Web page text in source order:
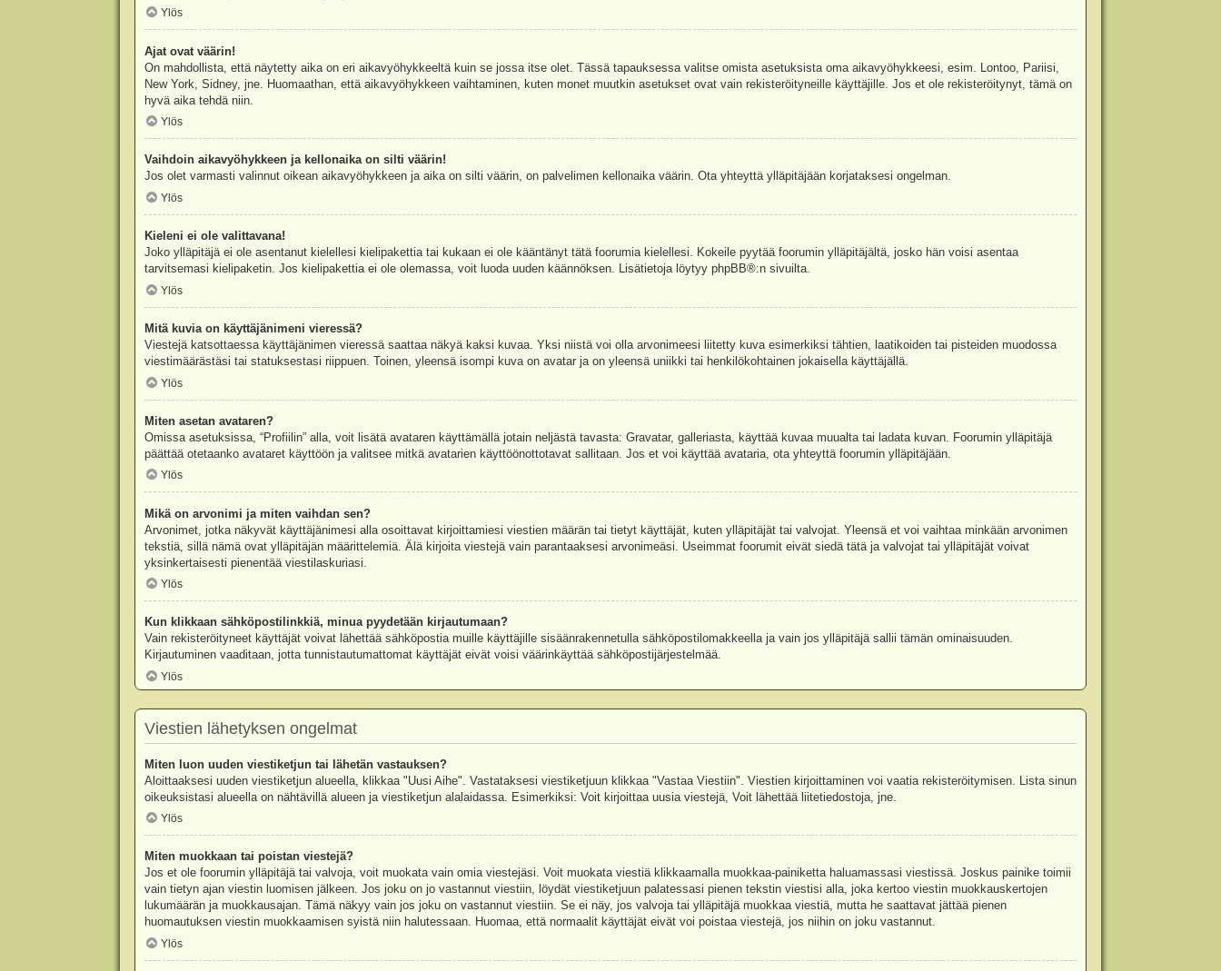
Ylös
Ajat ovat väärin!
On mahdollista, että näytetty aika on eri aikavyöhykkeeltä kuin se jossa itse olet. Tässä tapauksessa valitse omista asetuksista oma aikavyöhykkeesi, esim. Lontoo, Pariisi,
New York, Sidney, jne. Huomaathan, että aikavyöhykkeen vaihtaminen, kuten monet muutkin asetukset ovat vain rekisteröityneille käyttäjille. Jos et ole rekisteröitynyt, tämä on
hyvä aika tehdä niin.
Ylös
Vaihdoin aikavyöhykkeen ja kellonaika on silti väärin!
Jos olet varmasti valinnut oikean aikavyöhykkeen ja aika on silti väärin, on palvelimen kellonaika väärin. Ota yhteyttä ylläpitäjään korjataksesi ongelman.
Ylös
Kieleni ei ole valittavana!
Joko ylläpitäjä ei ole asentanut kielellesi kielipakettia tai kukaan ei ole kääntänyt tätä foorumia kielellesi. Kokeile pyytää foorumin ylläpitäjältä, josko hän voisi asentaa
tarvitsemasi kielipaketin. Jos kielipakettia ei ole olemassa, voit luoda uuden käännöksen. Lisätietoja löytyy phpBB®:n sivuilta.
Ylös
Mitä kuvia on käyttäjänimeni vieressä?
Viestejä katsottaessa käyttäjänimen vieressä saattaa näkyä kaksi kuvaa. Yksi niistä voi olla arvonimeesi liitetty kuva esimerkiksi tähtien, laatikoiden tai pisteiden muodossa
viestimäärästäsi tai statuksestasi riippuen. Toinen, yleensä isompi kuva on avatar ja on yleensä uniikki tai henkilökohtainen jokaisella käyttäjällä.
Ylös
Miten asetan avataren?
Omissa asetuksissa, “Profiilin” alla, voit lisätä avataren käyttämällä jotain neljästä tavasta: Gravatar, galleriasta, käyttää kuvaa muualta tai ladata kuvan. Foorumin ylläpitäjä
päättää otetaanko avataret käyttöön ja valitsee mitkä avatarien käyttöönottotavat sallitaan. Jos et voi käyttää avataria, ota yhteyttä foorumin ylläpitäjään.
Ylös
Mikä on arvonimi ja miten vaihdan sen?
Arvonimet, jotka näkyvät käyttäjänimesi alla osoittavat kirjoittamiesi viestien määrän tai tietyt käyttäjät, kuten ylläpitäjät tai valvojat. Yleensä et voi vaihtaa minkään arvonimen
tekstiä, sillä nämä ovat ylläpitäjän määrittelemiä. Älä kirjoita viestejä vain parantaaksesi arvonimeäsi. Useimmat foorumit eivät siedä tätä ja valvojat tai ylläpitäjät voivat
yksinkertaisesti pienentää viestilaskuriasi.
Ylös
Kun klikkaan sähköpostilinkkiä, minua pyydetään kirjautumaan?
Vain rekisteröityneet käyttäjät voivat lähettää sähköpostia muille käyttäjille sisäänrakennetulla sähköpostilomakkeella ja vain jos ylläpitäjä sallii tämän ominaisuuden.
Kirjautuminen vaaditaan, jotta tunnistautumattomat käyttäjät eivät voisi väärinkäyttää sähköpostijärjestelmää.
Ylös
Viestien lähetyksen ongelmat
Miten luon uuden viestiketjun tai lähetän vastauksen?
Aloittaaksesi uuden viestiketjun alueella, klikkaa "Uusi Aihe". Vastataksesi viestiketjuun klikkaa "Vastaa Viestiin". Viestien kirjoittaminen voi vaatia rekisteröitymisen. Lista sinun
oikeuksistasi alueella on nähtävillä alueen ja viestiketjun alalaidassa. Esimerkiksi: Voit kirjoittaa uusia viestejä, Voit lähettää liitetiedostoja, jne.
Ylös
Miten muokkaan tai poistan viestejä?
Jos et ole foorumin ylläpitäjä tai valvoja, voit muokata vain omia viestejäsi. Voit muokata viestiä klikkaamalla muokkaa-painiketta haluamassasi viestissä. Joskus painike toimii
vain tietyn ajan viestin luomisen jälkeen. Jos joku on jo vastannut viestiin, löydät viestiketjuun palatessasi pienen tekstin viestisi alla, joka kertoo viestin muokkauskertojen
lukumäärän ja muokkausajan. Tämä näkyy vain jos joku on vastannut viestiin. Se ei näy, jos valvoja tai ylläpitäjä muokkaa viestiä, mutta he saattavat jättää pienen
huomautuksen viestin muokkaamisen syistä niin halutessaan. Huomaa, että normaalit käyttäjät eivät voi poistaa viestejä, jos niihin on joku vastannut.
Ylös